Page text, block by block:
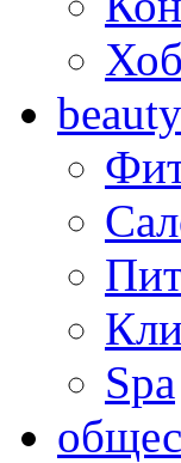
beauty
Spa